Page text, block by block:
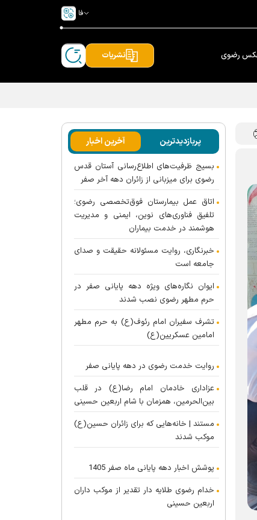
فا
رضوی نشریات
پربازدیدترین آخرین اخبار
بسیج ظرفیت‌های اطلاع‌رسانی آستان قدس
رضوی برای میزبانی از زائران دهه آخر صفر
اتاق عمل بیمارستان فوق‌تخصصی رضوی؛
تلفیق فناوری‌های نوین، ایمنی و مدیریت
هوشمند در خدمت بیماران
خبرنگاری، روایت مسئولانه حقیقت و صدای
جامعه است
ایوان نگاره‌های ویژه دهه پایانی صفر در
حرم مطهر رضوی نصب شدند
تشرف سفیران امام رئوف(ع) به حرم مطهر
امامین عسکریین(ع)
روایت خدمت رضوی در دهه پایانی صفر
عزاداری خادمان امام رضا(ع) در قلب
بین‌الحرمین، همزمان با شام اربعین حسینی
مستند | خانه‌هایی که برای زائران حسین(ع)
موکب شدند
پوشش اخبار دهه پایانی ماه صفر 1405
خدام رضوی طلایه دار تقدیر از موکب داران
اربعین حسینی